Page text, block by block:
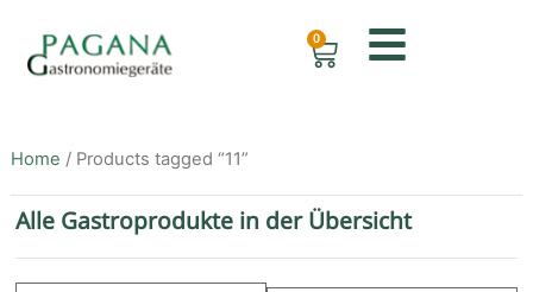
0
Home / Products tagged “11”
Alle Gastroprodukte in der Übersicht